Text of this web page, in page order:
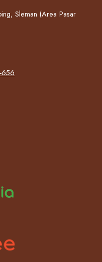
Sleman (Area Pasar
656